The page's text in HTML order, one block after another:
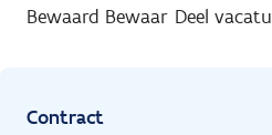
Bewaard Bewaar Deel
Contract